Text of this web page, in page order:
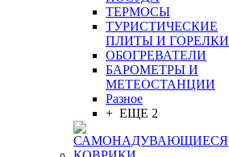
ТЕРМОСЫ
ТУРИСТИЧЕСКИЕ
ПЛИТЫ И ГОРЕЛКИ
ОБОГРЕВАТЕЛИ
БАРОМЕТРЫ И
МЕТЕОСТАНЦИИ
Разное
+ ЕЩЕ 2